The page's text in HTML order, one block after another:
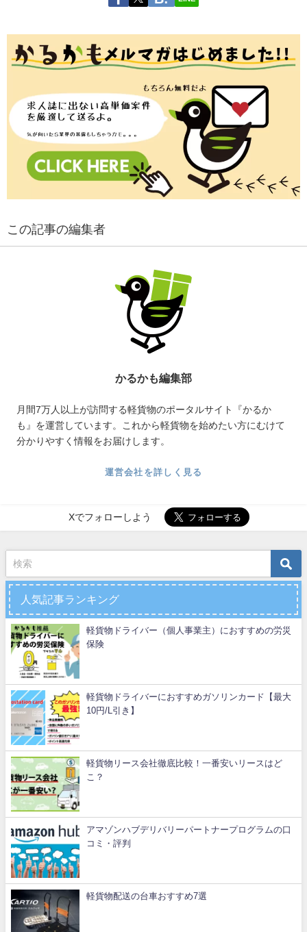
この記事の編集者
かるかも編集部
月間7万人以上が訪問する軽貨物のポータルサイト『かるか
も』を運営しています。これから軽貨物を始めたい方にむけて
分かりやすく情報をお届けします。
運営会社を詳しく見る
Xでフォローしよう
人気記事ランキング
軽貨物ドライバー（個人事業主）におすすめの労災
保険
軽貨物ドライバーにおすすめガソリンカード【最大
10円/L引き】
軽貨物リース会社徹底比較！一番安いリースはど
こ？
アマゾンハブデリバリーパートナープログラムの口
コミ・評判
軽貨物配送の台車おすすめ7選